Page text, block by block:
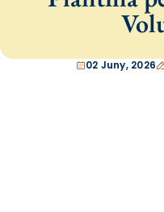
02 Juny, 2026